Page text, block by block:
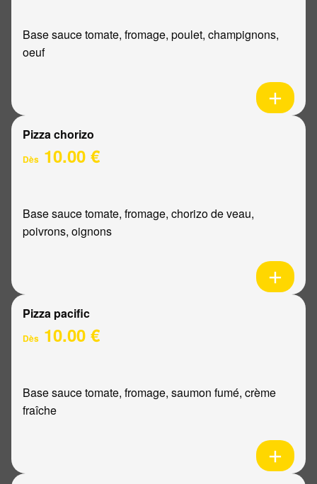
Base sauce tomate, fromage, poulet, champignons,
oeuf
Pizza chorizo
Dès 10.00 €
Base sauce tomate, fromage, chorizo de veau,
poivrons, oignons
Pizza pacific
Dès 10.00 €
Base sauce tomate, fromage, saumon fumé, crème
fraîche